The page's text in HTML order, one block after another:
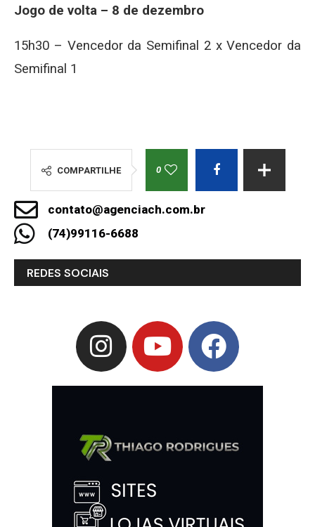
Jogo de volta – 8 de dezembro
15h30 – Vencedor da Semifinal 2 x Vencedor da
Semifinal 1
COMPARTILHE 0
contato@agenciach.com.br
(74)99116-6688
REDES SOCIAIS